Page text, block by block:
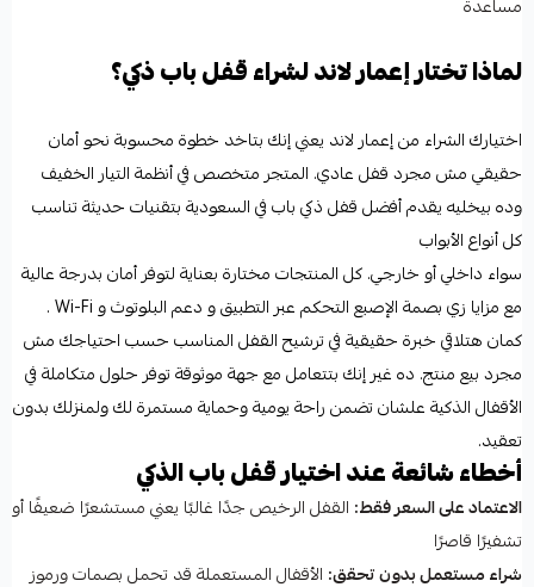
لماذا تختار إعمار لاند لشراء قفل باب ذكي؟
اختيارك الشراء من إعمار لاند يعني إنك بتاخد خطوة محسوبة نحو أمان
حقيقي مش مجرد قفل عادي. المتجر متخصص في أنظمة التيار الخفيف
وده بيخليه يقدم أفضل قفل ذكي باب في السعودية بتقنيات حديثة تناسب
كل أنواع الأبواب
سواء داخلي أو خارجي. كل المنتجات مختارة بعناية لتوفر أمان بدرجة عالية
مع مزايا زي بصمة الإصبع التحكم عبر التطبيق و دعم البلوتوث و Wi-Fi .
كمان هتلاقي خبرة حقيقية في ترشيح القفل المناسب حسب احتياجك مش
مجرد بيع منتج. ده غير إنك بتتعامل مع جهة موثوقة توفر حلول متكاملة في
الأقفال الذكية علشان تضمن راحة يومية وحماية مستمرة لك ولمنزلك بدون
تعقيد.
أخطاء شائعة عند اختيار قفل باب الذكي
الاعتماد على السعر فقط: القفل الرخيص جدًا غالبًا يعني مستشعرًا ضعيفًا أو
تشفيرًا قاصرًا
شراء مستعمل بدون تحقق: الأقفال المستعملة قد تحمل بصمات ورموز